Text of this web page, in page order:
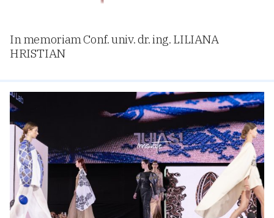
In memoriam Conf. univ. dr. ing. LILIANA
HRISTIAN